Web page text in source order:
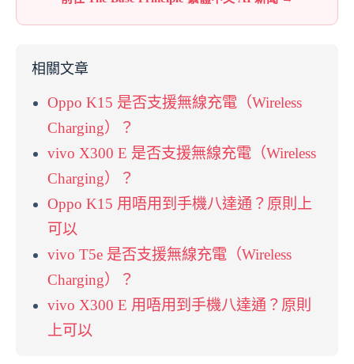
相關文章
Oppo K15 是否支援無線充電（Wireless
Charging）？
vivo X300 E 是否支援無線充電（Wireless
Charging）？
Oppo K15 用唔用到手機八達通？原則上
可以
vivo T5e 是否支援無線充電（Wireless
Charging）？
vivo X300 E 用唔用到手機八達通？原則
上可以